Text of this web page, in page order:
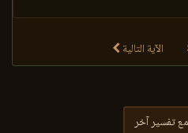
الآية التالية
مع تفسير آخر